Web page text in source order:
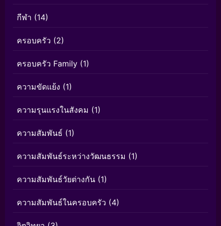
กีฬา (14)
ครอบครัว (2)
ครอบครัว Family (1)
ความขัดแย้ง (1)
ความรุนแรงในสังคม (1)
ความสัมพันธ์ (1)
ความสัมพันธ์ระหว่างวัฒนธรรม (1)
ความสัมพันธ์วัยต่างกัน (1)
ความสัมพันธ์ในครอบครัว (4)